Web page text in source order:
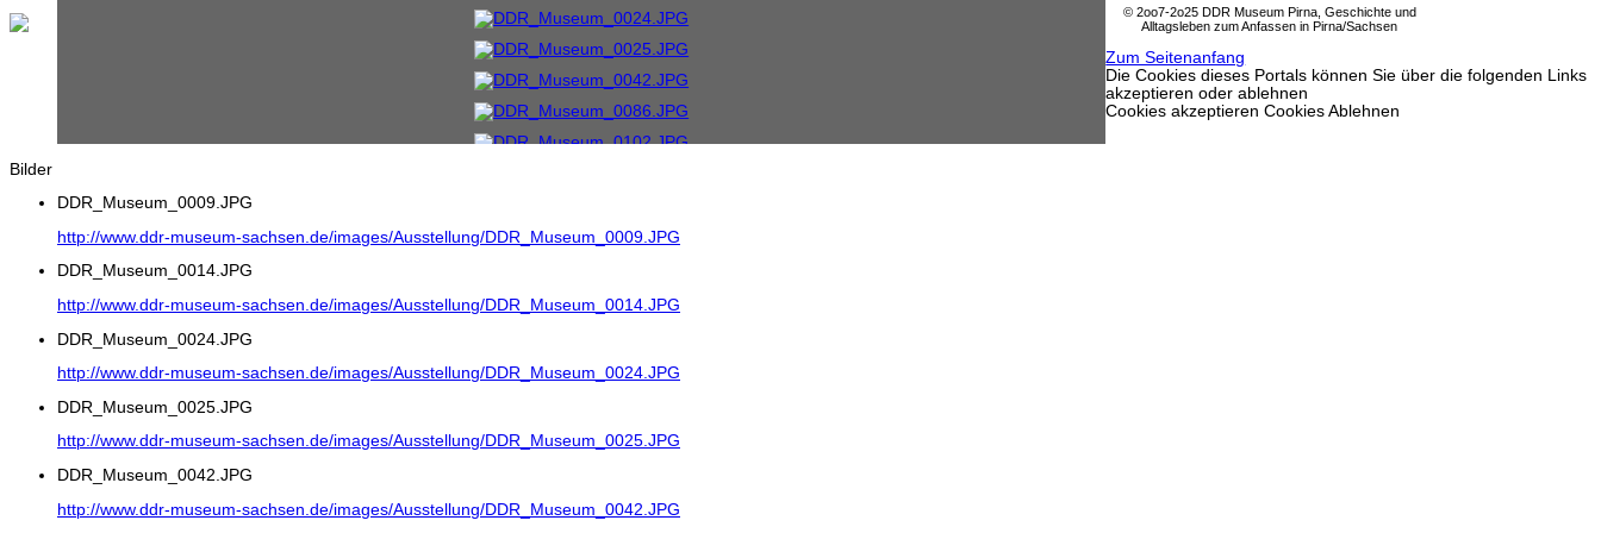
Bilder
DDR_Museum_0009.JPG
http://www.ddr-museum-sachsen.de/images/Ausstellung/DDR_Museum_0009.JPG
DDR_Museum_0014.JPG
http://www.ddr-museum-sachsen.de/images/Ausstellung/DDR_Museum_0014.JPG
DDR_Museum_0024.JPG
http://www.ddr-museum-sachsen.de/images/Ausstellung/DDR_Museum_0024.JPG
DDR_Museum_0025.JPG
http://www.ddr-museum-sachsen.de/images/Ausstellung/DDR_Museum_0025.JPG
DDR_Museum_0042.JPG
http://www.ddr-museum-sachsen.de/images/Ausstellung/DDR_Museum_0042.JPG
© 2oo7-2o25 DDR Museum Pirna, Geschichte und
Alltagsleben zum Anfassen in Pirna/Sachsen
Zum Seitenanfang
Die Cookies dieses Portals können Sie über die folgenden Links
akzeptieren oder ablehnen
Cookies akzeptieren Cookies Ablehnen